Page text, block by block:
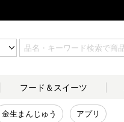
フード＆ スイーツ
金生まんじゅう アプリ